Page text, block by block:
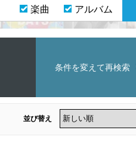
楽曲 アルバム
条件を変えて再検索
並び替え